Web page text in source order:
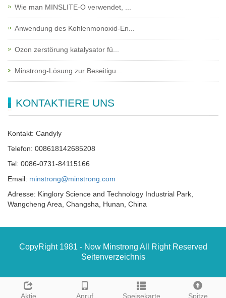
Wie man MINSLITE-O verwendet, ...
Anwendung des Kohlenmonoxid-En...
Ozon zerstörung katalysator fü...
Minstrong-Lösung zur Beseitigu...
KONTAKTIERE UNS
Kontakt: Candyly
Telefon: 008618142685208
Tel: 0086-0731-84115166
Email: minstrong@minstrong.com
Adresse: Kinglory Science and Technology Industrial Park,
Wangcheng Area, Changsha, Hunan, China
Aktie Anruf Speisekarte Spitze
CopyRight 1981 - Now Minstrong All Right Reserved
Seitenverzeichnis